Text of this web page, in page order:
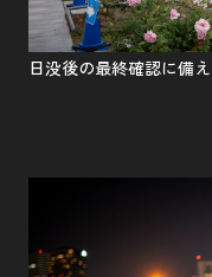
日没後の最終確認に備